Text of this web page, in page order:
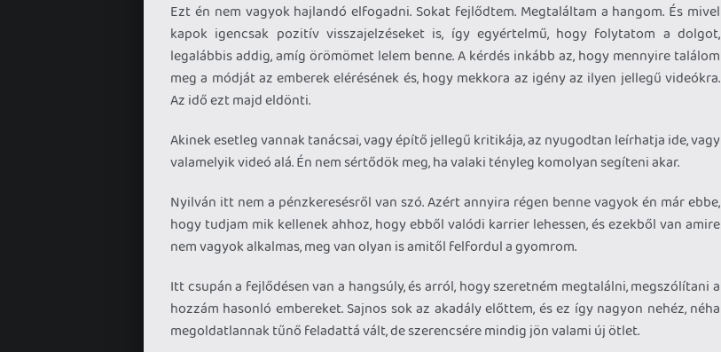
Ezt én nem vagyok hajlandó elfogadni. Sokat fejlődtem. Megtaláltam a hangom. És mivel
kapok igencsak pozitív visszajelzéseket is, így egyértelmű, hogy folytatom a dolgot,
legalábbis addig, amíg örömömet lelem benne. A kérdés inkább az, hogy mennyire találom
meg a módját az emberek elérésének és, hogy mekkora az igény az ilyen jellegű videókra.
Az idő ezt majd eldönti.
Akinek esetleg vannak tanácsai, vagy építő jellegű kritikája, az nyugodtan leírhatja ide, vagy
valamelyik videó alá. Én nem sértődök meg, ha valaki tényleg komolyan segíteni akar.
Nyilván itt nem a pénzkeresésről van szó. Azért annyira régen benne vagyok én már ebbe,
hogy tudjam mik kellenek ahhoz, hogy ebből valódi karrier lehessen, és ezekből van amire
nem vagyok alkalmas, meg van olyan is amitől felfordul a gyomrom.
Itt csupán a fejlődésen van a hangsúly, és arról, hogy szeretném megtalálni, megszólítani a
hozzám hasonló embereket. Sajnos sok az akadály előttem, és ez így nagyon nehéz, néha
megoldatlannak tűnő feladattá vált, de szerencsére mindig jön valami új ötlet.